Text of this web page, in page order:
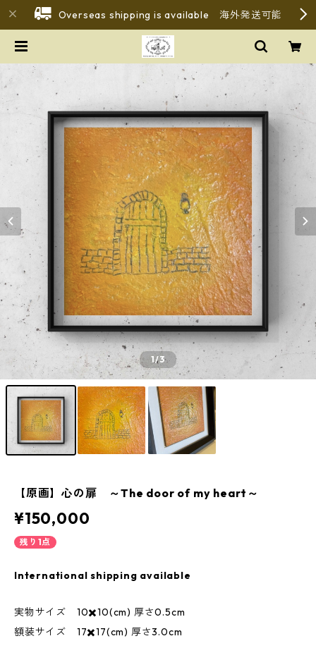
Overseas shipping is available 海外発送可能
1/3
【原画】心の扉 ～The door of my heart～
¥150,000
残り1点
International shipping available
実物サイズ 10✖️10(cm) 厚さ0.5cm
額装サイズ 17✖️17(cm) 厚さ3.0cm